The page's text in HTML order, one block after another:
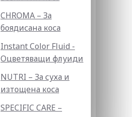
CHROMA – За
боядисана коса
Instant Color Fluid -
Оцветяващи флуиди
NUTRI – За суха и
изтощена коса
SPECIFIC CARE –